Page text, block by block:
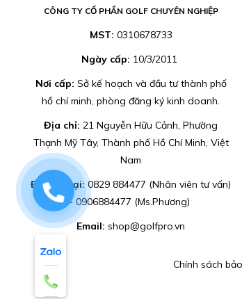
CÔNG TY CỔ PHẦN GOLF CHUYÊN NGHIỆP
MST: 0310678733
Ngày cấp: 10/3/2011
Nơi cấp: Sở kế hoạch và đầu tư thành phố
hồ chí minh, phòng đăng ký kinh doanh.
Địa chỉ:21 Nguyễn Hữu Cảnh, Phường
Thạnh Mỹ Tây, Thành phố Hồ Chí Minh, Việt
Nam
Điện thoại:0829 884477 (Nhân viên tư vấn)
- 0906884477 (Ms.Phương)
Email:shop@golfpro.vn
Chính sách
0829884477